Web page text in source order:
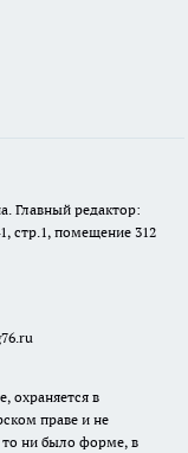
Главный редактор:
стр.1, помещение 312
охраняется в
праве и не
ни было форме, в